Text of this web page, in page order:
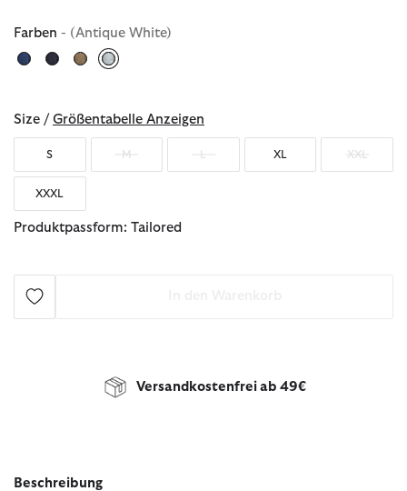
Farben - (Antique White)
Size / Größentabelle Anzeigen
S M XL XXL
XXXL
Produktpassform: Tailored
Versandkostenfrei ab 49€
Beschreibung